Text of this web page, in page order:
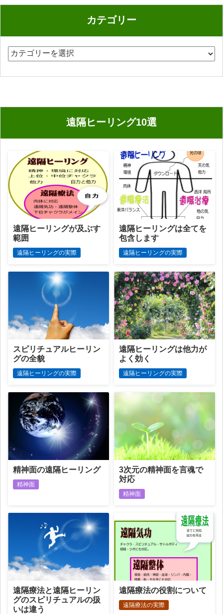
カテゴリー
カ
ー
遠隔ヒーリング10選
遠隔ヒーリングが及ぶす
範囲
遠隔ヒーリングの実際
遠隔ヒーリングは全てを
包含します
遠隔ヒーリングの実際
スピリチュアルヒーリン
グの全貌
遠隔ヒーリングの実際
遠隔ヒーリングは他力が
よく効く
遠隔ヒーリングの実際
精神面の遠隔ヒーリング
精神面
3次元の精神面を言魂で
対応
精神面
遠隔療法と遠隔ヒーリン
グのスピリチュアルの扱
いは違う
遠隔療法の役割について
遠隔療法の実際